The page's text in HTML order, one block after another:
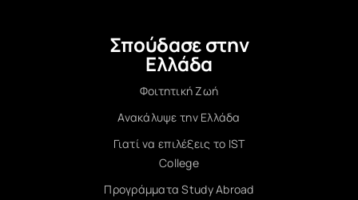
Σπούδασε στην
Ελλάδα
Φοιτητική Ζωή
Ανακάλυψε την Ελλάδα
Γιατί να επιλέξεις το IST
College
Προγράμματα Study Abroad